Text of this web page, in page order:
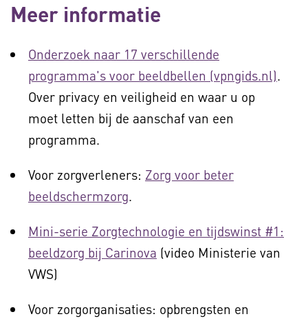
Meer informatie
Onderzoek naar 17 verschillende
programma's voor beeldbellen (vpngids.nl).
Over privacy en veiligheid en waar u op
moet letten bij de aanschaf van een
programma.
Voor zorgverleners: Zorg voor beter
beeldschermzorg.
Mini-serie Zorgtechnologie en tijdswinst #1:
beeldzorg bij Carinova (video Ministerie van
VWS)
Voor zorgorganisaties: opbrengsten en